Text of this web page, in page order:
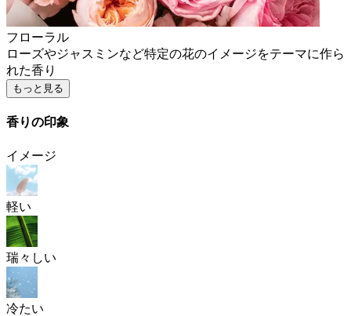
フローラル
ローズやジャスミンなど特定の花のイメージをテーマに作ら
れた香り
もっと見る
香りの印象
イメージ
軽い
瑞々しい
冷たい